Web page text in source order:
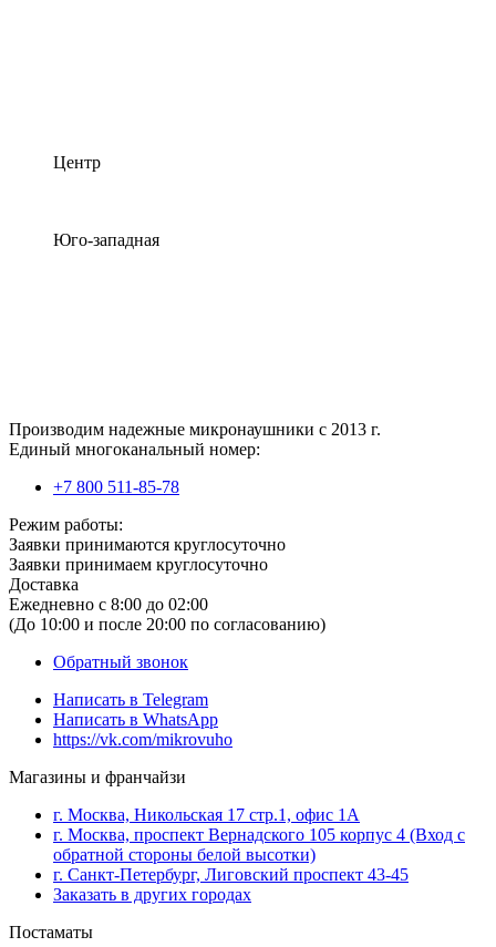
Центр
Юго-западная
Производим надежные микронаушники с 2013 г.
Единый многоканальный номер:
+7 800 511-85-78
Режим работы:
Заявки принимаются круглосуточно
Заявки принимаем круглосуточно
Доставка
Ежедневно с 8:00 до 02:00
(До 10:00 и после 20:00 по согласованию)
Обратный звонок
Написать в Telegram
Написать в WhatsApp
https://vk.com/mikrovuho
Магазины и франчайзи
г. Москва, Никольская 17 стр.1, офис 1А
г. Москва, проспект Вернадского 105 корпус 4 (Вход с
обратной стороны белой высотки)
г. Санкт-Петербург, Лиговский проспект 43-45
Заказать в других городах
Постаматы